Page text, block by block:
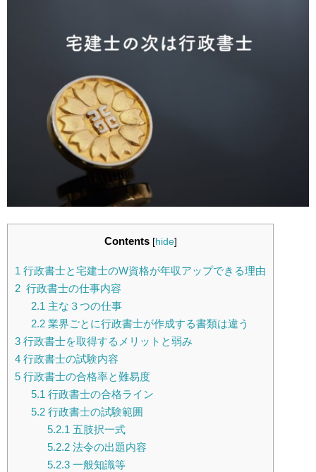
Contents [hide]
1 行政書士と宅建士のW資格が年収アップできる理由
2 行政書士の仕事内容
2.1 主な３つの仕事
2.2業界ごとに行政書士が作成する書類は違う
3 行政書士を取得するメリットと弱み
4 行政書士の試験内容
5 行政書士の合格率と難易度
5.1 行政書士の合格ライン
5.2行政書士の試験範囲
5.2.1 五肢択一式
5.2.2法令の出題内容
5.2.3一般知識等